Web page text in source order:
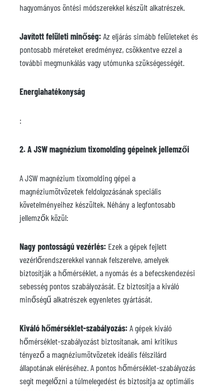
hagyományos öntési módszerekkel készült alkatrészek.
Javított felületi minőség: Az eljárás simább felületeket és
pontosabb méreteket eredményez, csökkentve ezzel a
további megmunkálás vagy utómunka szükségességét.
Energiahatékonyság
:
2. A JSW magnézium tixomolding gépeinek jellemzői
A JSW magnézium tixomolding gépei a
magnéziumötvözetek feldolgozásának speciális
követelményeihez készültek. Néhány a legfontosabb
jellemzők közül:
Nagy pontosságú vezérlés: Ezek a gépek fejlett
vezérlőrendszerekkel vannak felszerelve, amelyek
biztosítják a hőmérséklet, a nyomás és a befecskendezési
sebesség pontos szabályozását. Ez biztosítja a kiváló
minőségű alkatrészek egyenletes gyártását.
Kiváló hőmérséklet-szabályozás: A gépek kiváló
hőmérséklet-szabályozást biztosítanak, ami kritikus
tényező a magnéziumötvözetek ideális félszilárd
állapotának eléréséhez. A pontos hőmérséklet-szabályozás
segít megelőzni a túlmelegedést és biztosítja az optimális